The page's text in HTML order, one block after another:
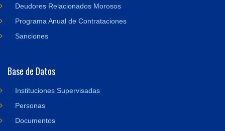
Deudores Relacionados Morosos
Programa Anual de Contrataciones
Sanciones
Base de Datos
Instituciones Supervisadas
Personas
Documentos